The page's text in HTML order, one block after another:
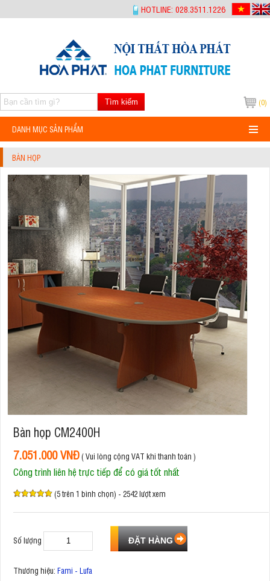
HOTLINE: 028.3511.1226
(0)
Tìm kiếm
DANH MỤC SẢN PHẨM
BÀN HỌP
Bàn họp CM2400H
7.051.000 VNĐ( Vui lòng cộng VAT khi thanh toán )
Công trình liên hệ trực tiếp để có giá tốt nhất
(5 trên 1 bình chọn) - 2542 lượt xem
Số lượng
Thương hiệu: Fami - Lufa